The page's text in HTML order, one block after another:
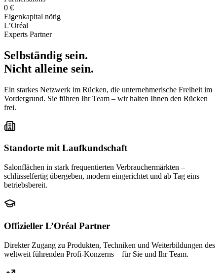
0 €
Eigenkapital nötig
L’Oréal
Experts Partner
Selbständig sein.
Nicht alleine sein.
Ein starkes Netzwerk im Rücken, die unternehmerische Freiheit im
Vordergrund. Sie führen Ihr Team – wir halten Ihnen den Rücken
frei.
Standorte mit Laufkundschaft
Salonflächen in stark frequentierten Verbrauchermärkten –
schlüsselfertig übergeben, modern eingerichtet und ab Tag eins
betriebsbereit.
Offizieller L’Oréal Partner
Direkter Zugang zu Produkten, Techniken und Weiterbildungen des
weltweit führenden Profi-Konzerns – für Sie und Ihr Team.